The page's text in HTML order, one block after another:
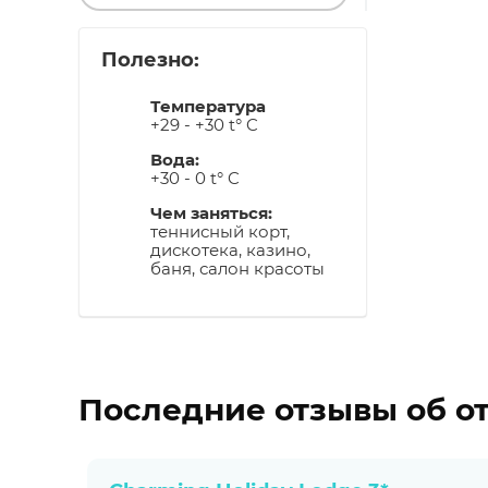
Полезно:
Температура
+29 - +30 t° C
Вода:
+30 - 0 t° C
Чем заняться:
теннисный корт,
дискотека, казино,
баня, салон красоты
Последние отзывы об